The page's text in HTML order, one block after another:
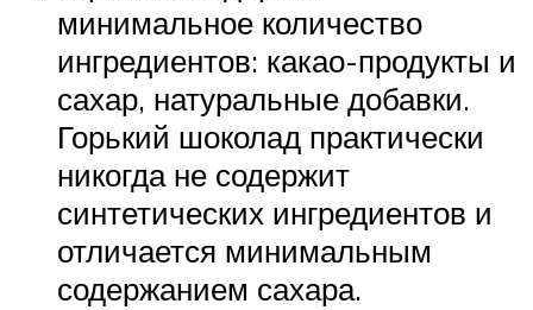
минимальное количество
ингредиентов: какао-продукты и
сахар, натуральные добавки.
Горький шоколад практически
никогда не содержит
синтетических ингредиентов и
отличается минимальным
содержанием сахара.